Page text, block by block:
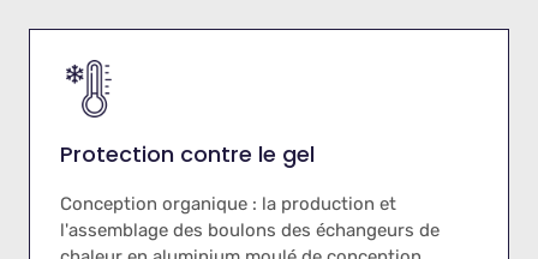
Protection contre le gel
Conception organique : la production et
l'assemblage des boulons des échangeurs de